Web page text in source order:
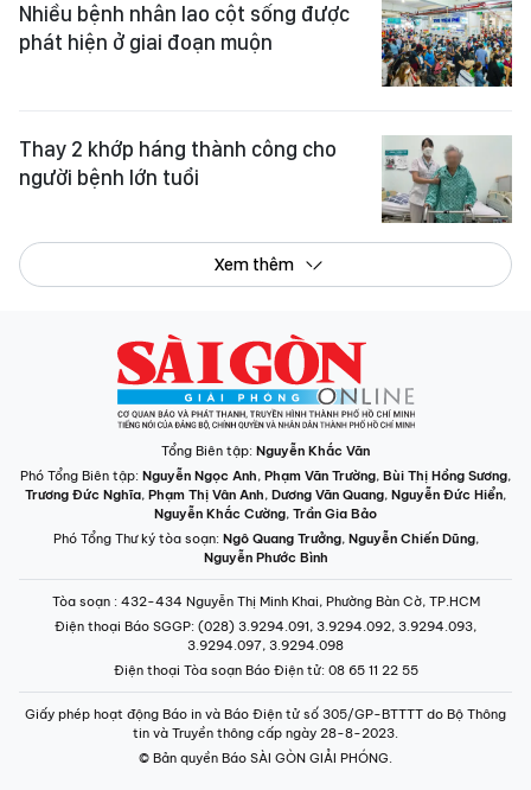
Nhiều bệnh nhân lao cột sống được
phát hiện ở giai đoạn muộn
Thay 2 khớp háng thành công cho
người bệnh lớn tuổi
Xem thêm
Tổng Biên tập: Nguyễn Khắc Văn
Phó Tổng Biên tập: Nguyễn Ngọc Anh, Phạm Văn Trường, Bùi Thị Hồng Sương,
Trương Đức Nghĩa, Phạm Thị Vân Anh, Dương Văn Quang, Nguyễn Đức Hiển,
Nguyễn Khắc Cường, Trần Gia Bảo
Phó Tổng Thư ký tòa soạn: Ngô Quang Trưởng, Nguyễn Chiến Dũng,
Nguyễn Phước Bình
Tòa soạn : 432-434 Nguyễn Thị Minh Khai, Phường Bàn Cờ, TP.HCM
Điện thoại Báo SGGP: (028) 3.9294.091, 3.9294.092, 3.9294.093,
3.9294.097, 3.9294.098
Điện thoại Tòa soạn Báo Điện tử: 08 65 11 22 55
Giấy phép hoạt động Báo in và Báo Điện tử số 305/GP-BTTTT do Bộ Thông
tin và Truyền thông cấp ngày 28-8-2023.
© Bản quyền Báo SÀI GÒN GIẢI PHÓNG.